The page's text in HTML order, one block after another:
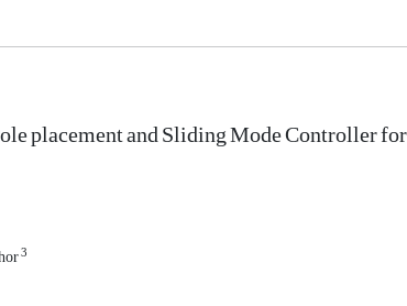
placement and Sliding Mode Controller
3